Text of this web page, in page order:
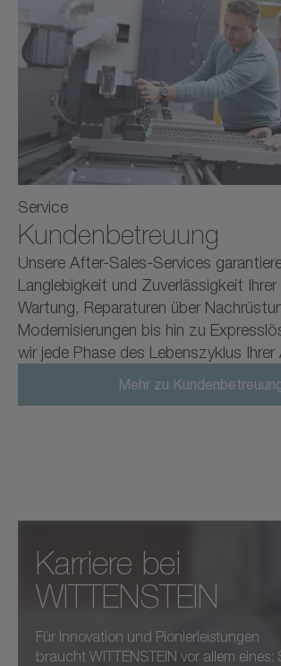
Service
Kunden­betreuung
Unsere After-Sales-Services
Langlebigkeit und Zuverlässigkeit
Wartung, Reparaturen über
Modernisierungen bis hin zu
wir jede Phase des Lebenszyklus Ihrer
Mehr zu
Karriere bei ­
WITTENSTEIN
Für Innovation und Pionierleistungen
braucht WITTENSTEIN vor allem eines: